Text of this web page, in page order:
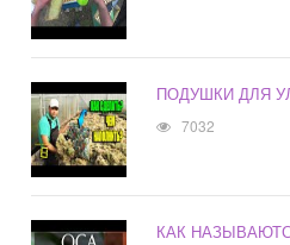
ПОДУШКИ ДЛЯ
7032
КАК